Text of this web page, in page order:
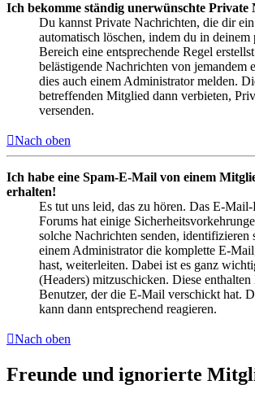
Ich bekomme ständig unerwünschte Private
Du kannst Private Nachrichten, die dir
automatisch löschen, indem du in deinem
Bereich eine entsprechende Regel
belästigende Nachrichten von jemandem
dies auch einem Administrator melden.
betreffenden Mitglied dann verbieten,
versenden.
Nach oben
Ich habe eine Spam-E-Mail von einem
erhalten!
Es tut uns leid, das zu hören. Das E-
Forums hat einige
solche Nachrichten senden, identifizieren
einem Administrator die komplette E-
hast, weiterleiten. Dabei ist es ganz
(Headers) mitzuschicken. Diese enthalten
Benutzer, der die E-Mail verschickt hat.
kann dann entsprechend reagieren.
Nach oben
Freunde und ignorierte